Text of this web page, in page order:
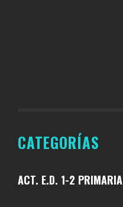
CATEGORÍAS
ACT. E.D. 1-2 PRIMARIA